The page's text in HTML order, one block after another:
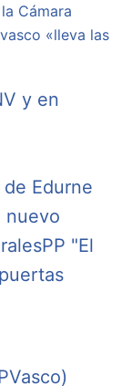
Cámara
«lleva las
y en
Edurne
nuevo
"El